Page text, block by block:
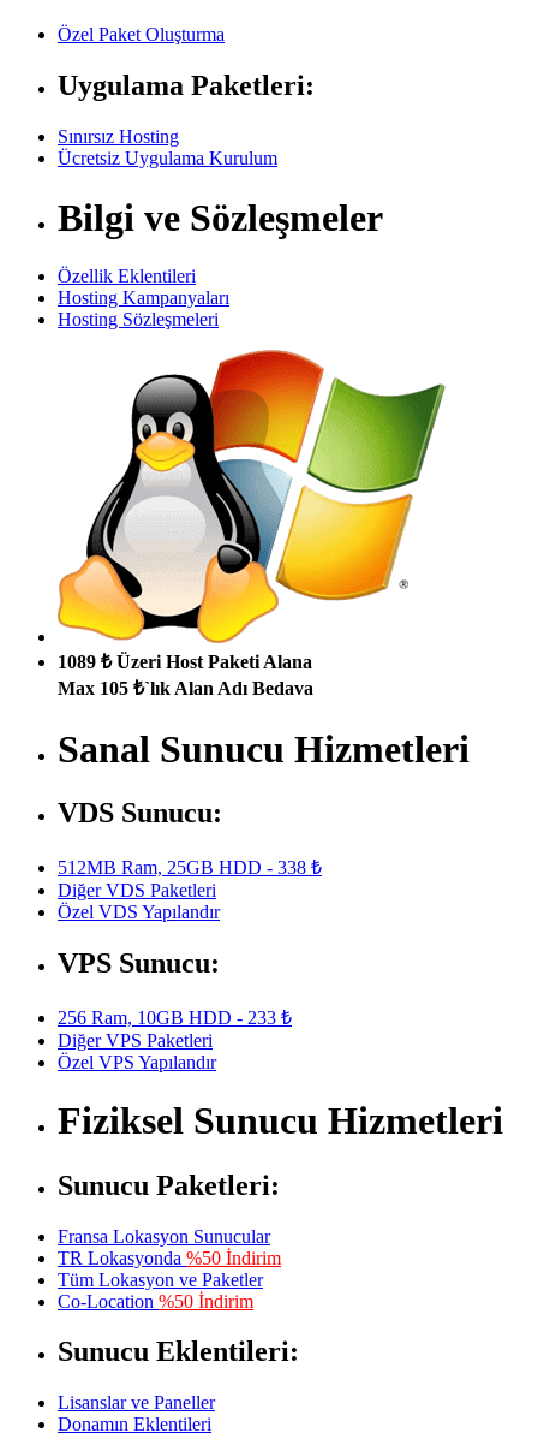
Özel Paket Oluşturma
Uygulama Paketleri:
Sınırsız Hosting
Ücretsiz Uygulama Kurulum
Bilgi ve Sözleşmeler
Özellik Eklentileri
Hosting Kampanyaları
Hosting Sözleşmeleri
1089 ₺ Üzeri Host Paketi Alana
Max 105 ₺`lık Alan Adı Bedava
Sanal Sunucu Hizmetleri
VDS Sunucu:
512MB Ram, 25GB HDD - 338 ₺
Diğer VDS Paketleri
Özel VDS Yapılandır
VPS Sunucu:
256 Ram, 10GB HDD - 233 ₺
Diğer VPS Paketleri
Özel VPS Yapılandır
Fiziksel Sunucu Hizmetleri
Sunucu Paketleri:
Fransa Lokasyon Sunucular
TR Lokasyonda %50 İndirim
Tüm Lokasyon ve Paketler
Co-Location %50 İndirim
Sunucu Eklentileri:
Lisanslar ve Paneller
Donamın Eklentileri